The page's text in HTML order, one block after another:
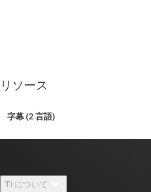
リソース
TI について